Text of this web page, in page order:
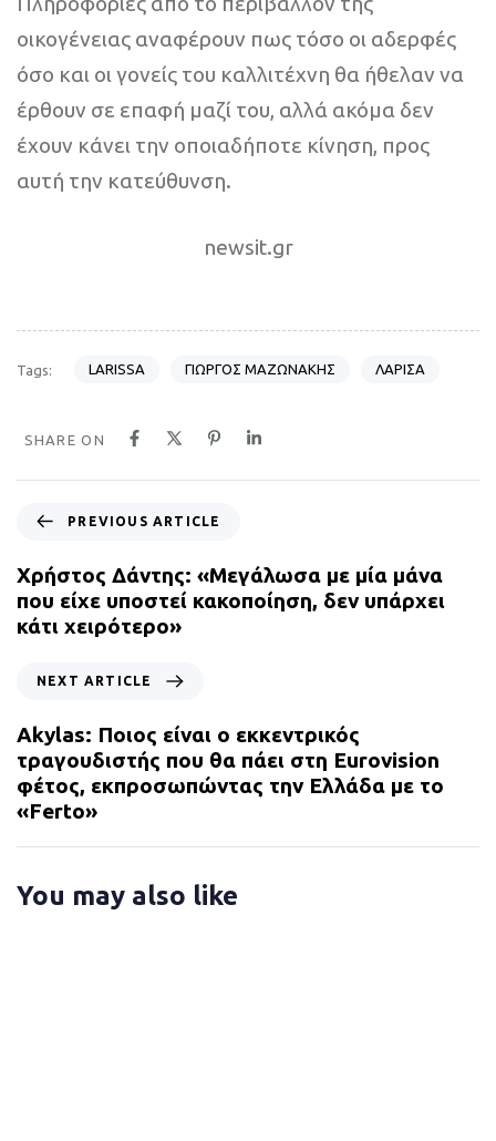
οικογένειας αναφέρουν πως τόσο οι αδερφές
όσο και οι γονείς του καλλιτέχνη θα ήθελαν να
έρθουν σε επαφή μαζί του, αλλά ακόμα δεν
έχουν κάνει την οποιαδήποτε κίνηση, προς
αυτή την κατεύθυνση.
newsit.gr
Tags: LARISSA ΓΙΩΡΓΟΣ ΜΑΖΩΝΑΚΗΣ ΛΑΡΙΣΑ
SHARE ON
e
v
i
o
r
t
i
c
l
PREVIOUS ARTICLE
Χρήστος Δάντης: «Μεγάλωσα με μία μάνα
που είχε υποστεί κακοποίηση, δεν υπάρχει
κάτι χειρότερο»
x
t
A
r
i
l
NEXT ARTICLE
Akylas: Ποιος είναι ο εκκεντρικός
τραγουδιστής που θα πάει στη Eurovision
φέτος, εκπροσωπώντας την Ελλάδα με το
«Ferto»
You may also like